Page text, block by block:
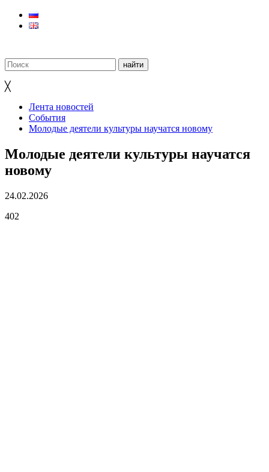
╳
Лента новостей
События
Молодые деятели культуры научатся новому
Молодые деятели культуры научатся
новому
24.02.2026
402